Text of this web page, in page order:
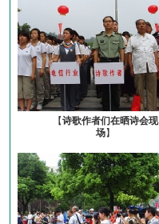
【诗歌作者们在晒诗会现
场】